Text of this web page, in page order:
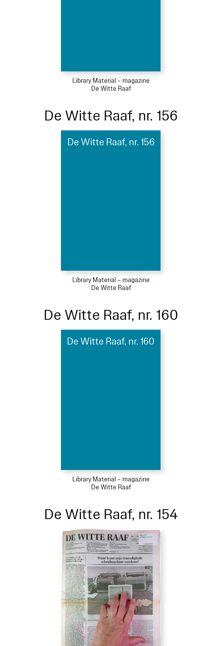
Library Material – magazine
De Witte Raaf
De Witte Raaf, nr. 156
De Witte Raaf, nr. 156
Library Material – magazine
De Witte Raaf
De Witte Raaf, nr. 160
De Witte Raaf, nr. 160
Library Material – magazine
De Witte Raaf
De Witte Raaf, nr. 154